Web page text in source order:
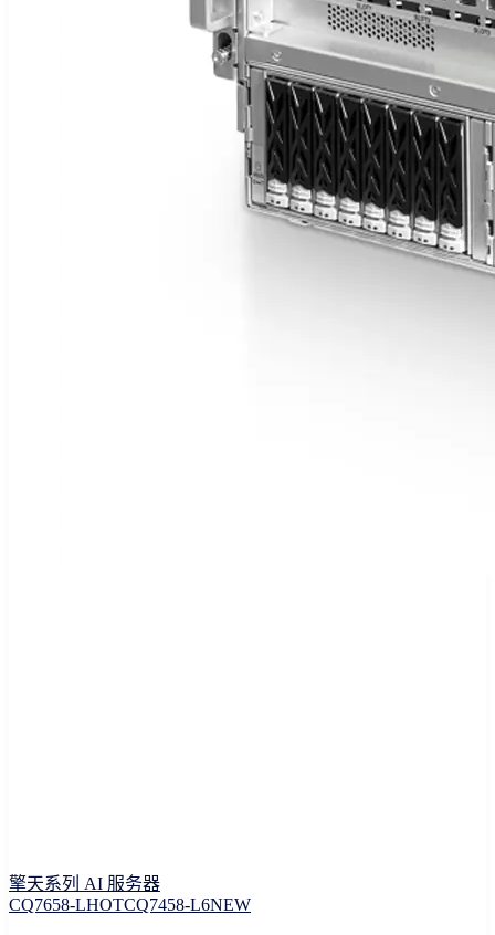
擎天系列 AI 服务器
CQ7658-LHOTCQ7458-L6NEW